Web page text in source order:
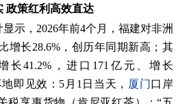
政策红利高效直达
示，2026年前4个月，福建对非洲
增长28.6%，创历年同期新高；其
长41.2%，进口171亿元、增长
即见效：5月1日当天， 厦门口岸